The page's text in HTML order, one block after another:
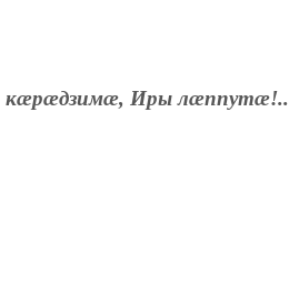
Иры лæппутæ!..